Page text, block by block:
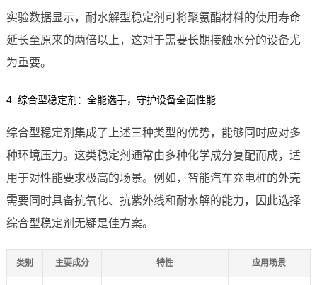
实验数据显示，耐水解型稳定剂可将聚氨酯材料的使用寿命
延长至原来的两倍以上，这对于需要长期接触水分的设备尤
为重要。
4. 综合型稳定剂：全能选手，守护设备全面性能
综合型稳定剂集成了上述三种类型的优势，能够同时应对多
种环境压力。这类稳定剂通常由多种化学成分复配而成，适
用于对性能要求极高的场景。例如，智能汽车充电桩的外壳
需要同时具备抗氧化、抗紫外线和耐水解的能力，因此选择
综合型稳定剂无疑是佳方案。
类别 主要成分 特性 应用场景